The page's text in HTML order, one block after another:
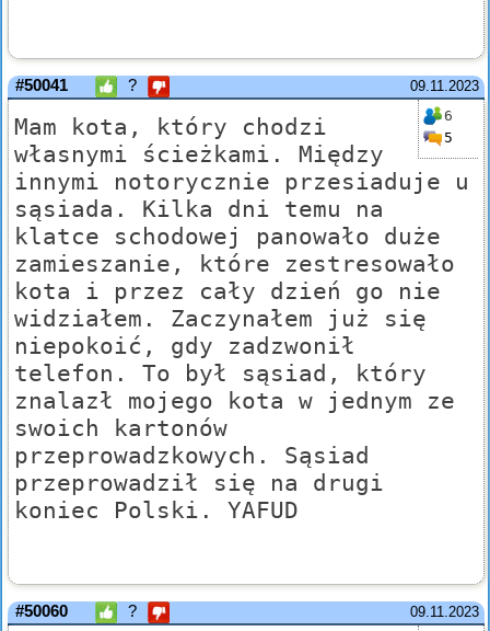
09.11.2023
#50041 ?
6
5
Mam kota, który chodzi
własnymi ścieżkami. Między
innymi notorycznie przesiaduje u
sąsiada. Kilka dni temu na
klatce schodowej panowało duże
zamieszanie, które zestresowało
kota i przez cały dzień go nie
widziałem. Zaczynałem już się
niepokoić, gdy zadzwonił
telefon. To był sąsiad, który
znalazł mojego kota w jednym ze
swoich kartonów
przeprowadzkowych. Sąsiad
przeprowadził się na drugi
koniec Polski. YAFUD
09.11.2023
#50060 ?